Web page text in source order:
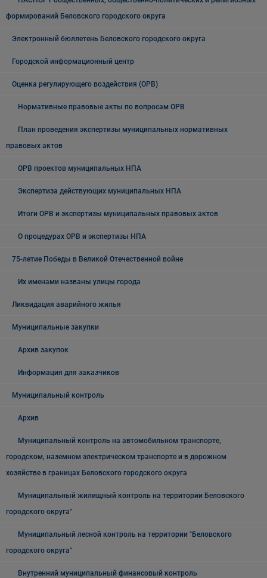
формирований Беловского городского округа
Электронный бюллетень Беловского городского округа
Городской информационный центр
Оценка регулирующего воздействия (ОРВ)
Нормативные правовые акты по вопросам ОРВ
План проведения экспертизы муниципальных нормативных
правовых актов
ОРВ проектов муниципальных НПА
Экспертиза действующих муниципальных НПА
Итоги ОРВ и экспертизы муниципальных правовых актов
О процедурах ОРВ и экспертизы НПА
75-летие Победы в Великой Отечественной войне
Их именами названы улицы города
Ликвидация аварийного жилья
Муниципальные закупки
Архив закупок
Информация для заказчиков
Муниципальный контроль
Архив
Муниципальный контроль на автомобильном транспорте,
городском, наземном электрическом транспорте и в дорожном
хозяйстве в границах Беловского городского округа
Муниципальный жилищный контроль на территории Беловского
городского округа"
Муниципальный лесной контроль на территории "Беловского
городского округа"
Внутренний муниципальный финансовый контроль